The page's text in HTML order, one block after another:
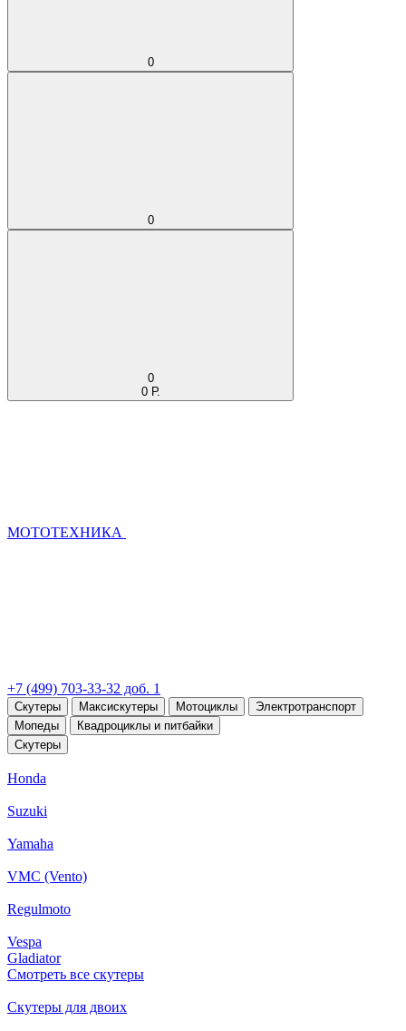
0
0
0
0 Р.
МОТОТЕХНИКА
+7 (499) 703-33-32 доб. 1
Скутеры Максискутеры Мотоциклы
Электротранспорт
Мопеды
Квадроциклы и питбайки
Скутеры
Honda
Suzuki
Yamaha
VMC (Vento)
Regulmoto
Vespa
Gladiator
Смотреть все скутеры
Скутеры для двоих